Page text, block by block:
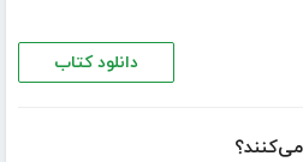
دانلود کتاب
می‌کنند؟